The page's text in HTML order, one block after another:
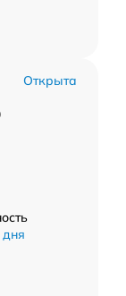
Открыта